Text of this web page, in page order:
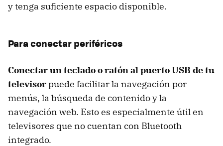
y tenga suficiente espacio disponible.
Para conectar periféricos
Conectar un teclado o ratón al puerto USB de tu
televisorpuede facilitar la navegación por
menús, la búsqueda de contenido y la
navegación web. Esto es especialmente útil en
televisores que no cuentan con Bluetooth
integrado.